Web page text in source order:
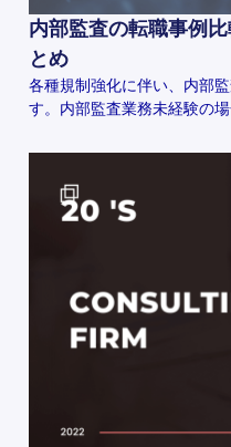
内部監査の転職事例
とめ
各種規制強化に伴い、内部
す。内部監査業務未経験の